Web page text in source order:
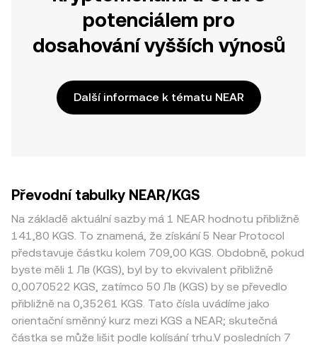
potenciálem pro
dosahování vyšších výnosů
Další informace k tématu NEAR
Převodní tabulky NEAR/KGS
Na základě aktuální sazby má 1 NEAR hodnotu přibližně
141,80 KGS. To znamená, že získání 5 Near Protocol
představuje částku kolem 709,00 KGS. Obdobně, pokud
byste měli 1 Лв (KGS), byl by to ekvivalent přibližně
0,0070522 KGS, zatímco 50 Лв (KGS) by se převedlo
přibližně na 0,35261 KGS. Tato čísla uvádíme jako
orientační směnný kurz mezi KGS a NEAR; skutečná
částka se může lišit podle kolísání trhu.V posledních 7